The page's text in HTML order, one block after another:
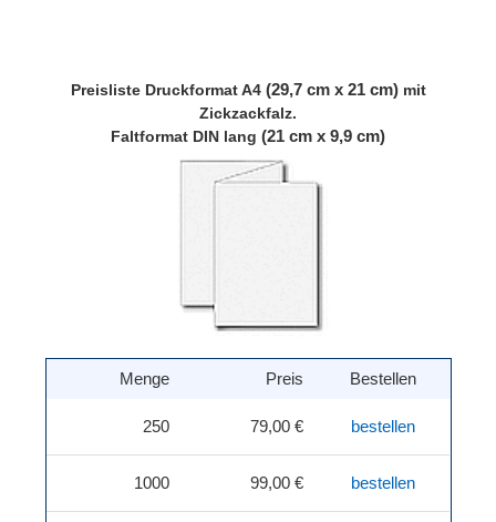
Preisliste Druckformat A4 (29,7 cm x 21 cm)mit
Zickzackfalz.
Faltformat DIN lang (21 cm x 9,9 cm)
Menge Preis Bestellen
250 79,00 € bestellen
1000 99,00 € bestellen